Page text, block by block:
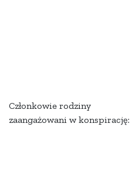
Członkowie rodziny
zaangażowani w konspirację: